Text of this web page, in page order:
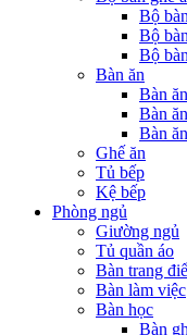
Bộ
Bộ
Bộ
Bàn ăn
Bàn
Bàn
Bàn
Ghế ăn
Tủ bếp
Kệ bếp
Phòng ngủ
Giường ngủ
Tủ quần áo
Bàn trang
Bàn làm việc
Bàn học
Bàn